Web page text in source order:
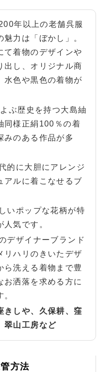
年以上の老舗呉服
力は「ぼかし」。
て着物のデザインや
出し、オリジナル商
水色や黒色の着物が
ぶ歴史を持つ大島紬
同様正絹100％の着
みのある作品が多
的に大胆にアレンジ
アルに着こなせるブ
いポップな花柄が特
気です。
デザイナーブランド
リハリのきいたデザ
ら洗える着物まで豊
お洒落を求める方に
きしや、久保耕、窪
翠山工房など
方法